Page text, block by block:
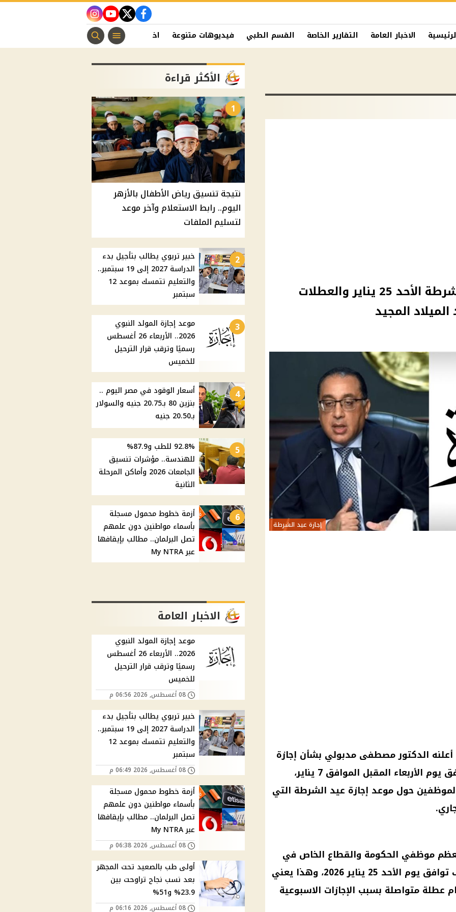
facebook
twitter
youtube
instagram
الاخبار العامة التقارير الخاصة القسم الطبي فيديوهات متنوعة اخبار الفن منوعات مسيحية
3 أيام إجازة تشمل عيد الشرطة الأحد 25 يناير والعطلات
المجيد
إجازة عيد الشرطة
الدكتور مصطفى مدبولي بشأن إجازة
، والتي ستوافق يوم الأربعاء المقبل الموافق 7 يناير،
حول موعد إجازة عيد الشرطة التي
معظم موظفي الحكومة والقطاع الخاص في
يوم الأحد 25
يناير 2026
، وهذا يعني
عطلة متواصلة بسبب الإجازات الاسبوعية
الأكثر قراءة
1
نتيجة تنسيق رياض الأطفال بالأزهر
اليوم.. رابط الاستعلام وآخر موعد
لتسليم الملفات
2
خبير تربوي يطالب بتأجيل بدء
الدراسة 2027 إلى 19 سبتمبر..
والتعليم تتمسك بموعد 12
سبتمبر
3
موعد إجازة المولد النبوي
2026.. الأربعاء 26 أغسطس
رسميًا وترقب قرار الترحيل
للخميس
4
أسعار الوقود في مصر اليوم ..
بنزين 80 بـ20.75 جنيه والسولار
بـ20.50 جنيه
5
92.8% للطب و87.9%
للهندسة.. مؤشرات تنسيق
الجامعات 2026 وأماكن المرحلة
الثانية
6
أزمة خطوط محمول مسجلة
بأسماء مواطنين دون علمهم
تصل البرلمان.. مطالب بإيقافها
عبر My NTRA
الاخبار العامة
موعد إجازة المولد النبوي
2026.. الأربعاء 26 أغسطس
رسميًا وترقب قرار الترحيل
للخميس
08 أغسطس, 2026 06:56 م
خبير تربوي يطالب بتأجيل بدء
الدراسة 2027 إلى 19 سبتمبر..
والتعليم تتمسك بموعد 12
سبتمبر
08 أغسطس, 2026 06:49 م
أزمة خطوط محمول مسجلة
بأسماء مواطنين دون علمهم
تصل البرلمان.. مطالب بإيقافها
عبر My NTRA
08 أغسطس, 2026 06:38 م
أولى طب بالصعيد تحت المجهر
بعد نسب نجاح تراوحت بين
23.9% و51%
08 أغسطس, 2026 06:16 م